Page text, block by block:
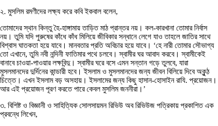
২. মুসলিম রমণীদের লক্ষ্য করে কবি ইকবাল বলেন,
তোমাদের স্থান কিন্তু হৈ-হাঙ্গামায় তাড়িত মাঠ প্রান্তর নয়। কল-কারখানা তোমার নির্বাস
নয়। তুমি যদি পুরুষের কাঁধে কাঁধ মিলিয়ে জীবিকার সন্ধানে লেগে যাও তাহলে জাতির সাথে
বিশ্বাস ঘাতকতা হয়ে যাবে। মানবতার প্রতি অবিচার হয়ে যাবে। ‘হে নারী তোমার সৌভাগ্য
তো এখানে, তুমি নবী নন্দিনী ফাতিমার পথে চলবে। স্বামীর ঘর আবাদ করবে। স্বামীকেই
বানাবে চাওয়া-পাওয়ার লক্ষবিন্দু। স্বামীর ঘরে বসে এমন সন্তান গড়ে তুলবে, যারা
মুসলমানদের দুর্দিনের কান্ডারী হবে। ইসলাম ও মুসলমানদের জন্য জীবন বিলিয়ে দিবে অকুন্ঠ
চিত্তে। এখন ইসলাম বড় অসহায়। ইসলামের জন্য কিছু হাসান-হোসাইন রাযি. প্রয়োজন।
আর এই প্রয়োজন পূরণ করতে পারে কেবল মুসলিম জননীরা।’
৩. বিশিষ্ট ও বিজ্ঞানী ও সাহিত্যিক সোলসায়মন রিভিউ অব রিভিউজ পত্রিকায় প্রকাশিত এক
প্রবন্ধে লিখেন,